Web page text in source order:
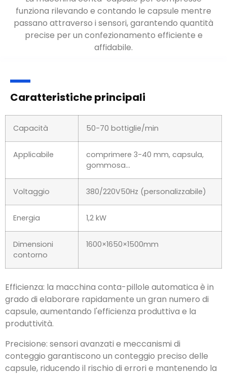
La macchina conta-capsule per compresse
funziona rilevando e contando le capsule mentre
passano attraverso i sensori, garantendo quantità
precise per un confezionamento efficiente e
Caratteristiche principali
Capacità 50-70 bottiglie/min
Applicabile
comprimere 3-40 mm, capsula,
gommosa…
Voltaggio 380/220V50Hz (personalizzabile)
Energia
Dimensioni
Efficienza: la macchina conta-pillole automatica è in
grado di elaborare rapidamente un gran numero di
capsule, aumentando l'efficienza produttiva e la
produttività
Precisione: sensori avanzati e meccanismi di
conteggio garantiscono un conteggio preciso delle